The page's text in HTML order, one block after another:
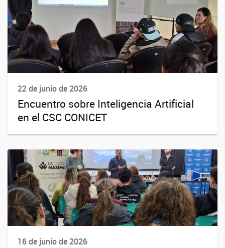
22 de junio de 2026
Encuentro sobre Inteligencia Artificial
en el CSC CONICET
16 de junio de 2026